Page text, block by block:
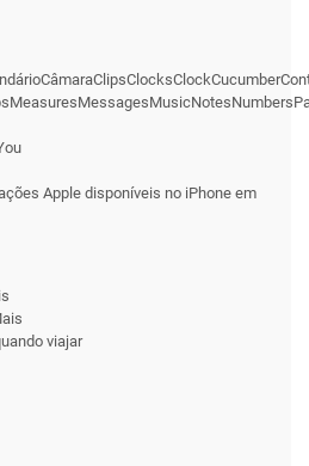
Apple disponíveis no iPhone em
viajar